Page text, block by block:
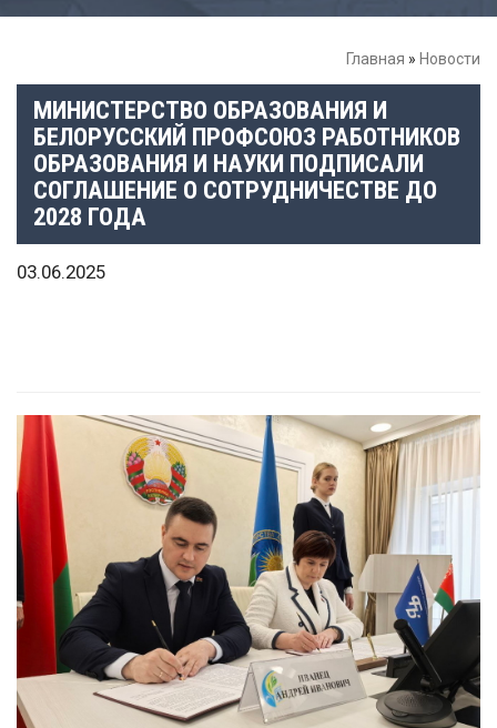
Главная » Новости
МИНИСТЕРСТВО ОБРАЗОВАНИЯ И
БЕЛОРУССКИЙ ПРОФСОЮЗ РАБОТНИКОВ
ОБРАЗОВАНИЯ И НАУКИ ПОДПИСАЛИ
СОГЛАШЕНИЕ О СОТРУДНИЧЕСТВЕ ДО
2028 ГОДА
03.06.2025